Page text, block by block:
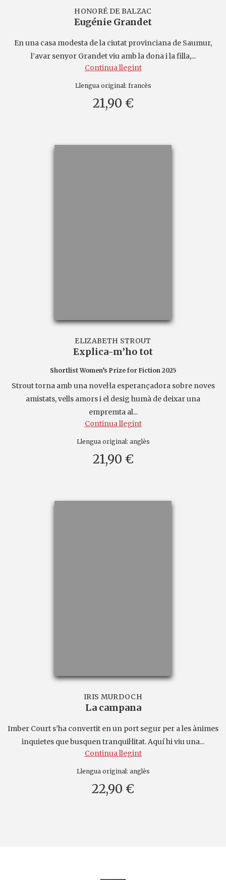
HONORÉ DE BALZAC
Eugénie Grandet
En una casa modesta de la ciutat provinciana de Saumur,
l’avar senyor Grandet viu amb la dona i la filla,...
Continua llegint
Llengua original: francès
21,90 €
ELIZABETH STROUT
Explica-m’ho tot
Shortlist Women’s Prize for Fiction 2025
Strout torna amb una novel·la esperançadora sobre noves
amistats, vells amors i el desig humà de deixar una
empremta al...
Continua llegint
Llengua original: anglès
21,90 €
IRIS MURDOCH
La campana
Imber Court s’ha convertit en un port segur per a les ànimes
inquietes que busquen tranquil·litat. Aquí hi viu una...
Continua llegint
Llengua original: anglès
22,90 €